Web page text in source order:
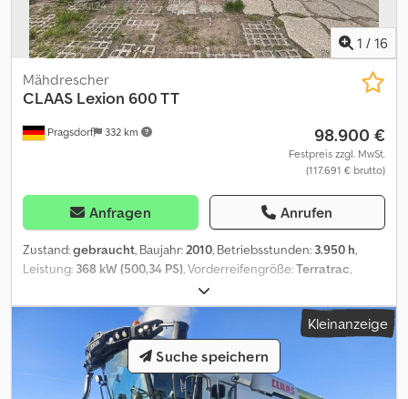
1 / 16
Pragsdorf 332 km
Mähdrescher
CLAAS Lexion 600 TT
98.900 €
Festpreis zzgl. MwSt.
(117.691 € brutto)
Anfragen Anrufen
Zustand:gebraucht, Baujahr:2010, Betriebsstunden: 3.950 h,
Leistung: 368 kW (500,34 PS), Vorderreifengröße:Terratrac,
500/85R24 | 50%
Reifengröße:500/85R24, Reifenzustand:50 %, Ausstattung:
Beleuchtung, Ertragsmonitor mit GPS, Klimaanlage, Bereifung
(v):Terratrac, Bereifung (h):500/85R24, Betriebsstunden:3950,
Trommel- / Rotorstunden:2620, Schüttleranzahl (6 Stck.),
Rundumleuchte, Schüttler, Spreuverteiler,
Kleinanzeige
Suche speichern